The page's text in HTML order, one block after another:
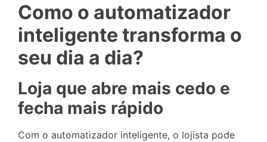
Como o automatizador
inteligente transforma o
seu dia a dia?
Loja que abre mais cedo e
fecha mais rápido
Com o automatizador inteligente, o lojista pode